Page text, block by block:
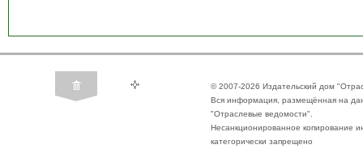
© 2007-2026 Издательский дом
Вся информация, размещённая на
"Отраслевые ведомости".
Несанкционированное копирование
категорически запрещено